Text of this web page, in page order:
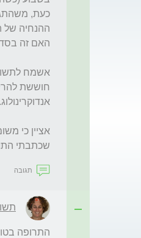
שכתבתי התוצאה היתה
תגובה
התרופה